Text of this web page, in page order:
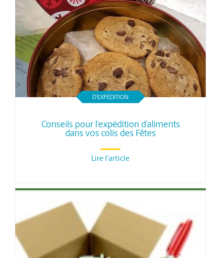
D’EXPÉDITION
Conseils pour l’expédition d’aliments
dans vos colis des Fêtes
Lire l'article